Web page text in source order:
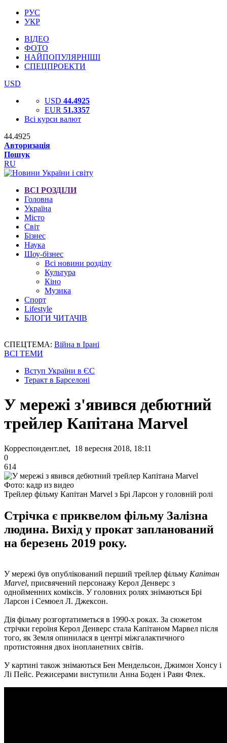
РУС
УКР
ВІДЕО
ФОТО
НАЙПОПУЛЯРНІШІ
СПЕЦПРОЕКТИ
USD
USD 44.4925
EUR 51.3357
Всі курси валют
44.4925
Авторизація
Пошук
RU
ВСІ РОЗДІЛИ
Головна
Україна
Місто
Світ
Бізнес
Наука
Шоу-бізнес
Всі новини розділу
Культура
Кіно
Музика
Спорт
Lifestyle
БЛОГИ ЧИТАЧІВ
СПЕЦТЕМА: Війна в Ірані
ВСІ ТЕМИ
Вступ України в ЄС
Теракт в Барселоні
У мережі з'явився дебютний
трейлер Капітана Marvel
Корреспондент.net, 18 вересня 2018, 18:11
0
614
Фото: кадр из видео
Трейлер фільму Капітан Marvel з Брі Ларсон у головній ролі
Стрічка є приквелом фільму Залізна
людина. Вихід у прокат запланований
на березень 2019 року.
У мережі був опублікований перший трейлер фільму Капітан
Marvel, присвячений персонажу Керол Денверс з
однойменних коміксів. У головних ролях знімаються Брі
Ларсон і Семюел Л. Джексон.
Дія фільму розгортатиметься в 1990-х роках. За сюжетом
стрічки героїня Керол Денверс стала Капітаном Марвел після
того, як Земля опинилася в центрі міжгалактичного
протистояння двох інопланетних світів.
У картині також знімаються Бен Мендельсон, Джимон Хонсу і
Лі Пейс. Режисерами виступили Анна Боден і Раян Флек.